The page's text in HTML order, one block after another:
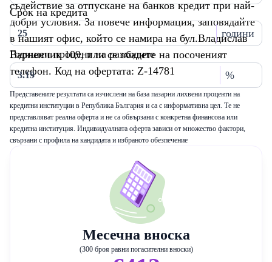
съдействие за отпускане на банков кредит при най-
добри условия. За повече информация, заповядайте
в нашият офис, който се намира на бул.Владислав
Варненчик 109, или се обадете на посоченият
телефон. Код на офертата: Z-14781
Срок на кредита
години
Годишен процент на разходите
%
Представените резултати са изчислени на база пазарни лихвени проценти на
кредитни институции в Република България и са с информативна цел. Те не
представляват реална оферта и не са обвързани с конкретна финансова или
кредитна институция. Индивидуалната оферта зависи от множество фактори,
свързани с профила на кандидата и избраното обезпечение
Месечна вноска
(300 броя равни погасителни вноски)